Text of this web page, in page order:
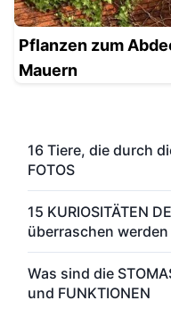
Pflanzen zum
Mauern
16 Tiere, die durch
FOTOS
15 KURIOSITÄTEN
überraschen werden
Was sind die
und FUNKTIONEN